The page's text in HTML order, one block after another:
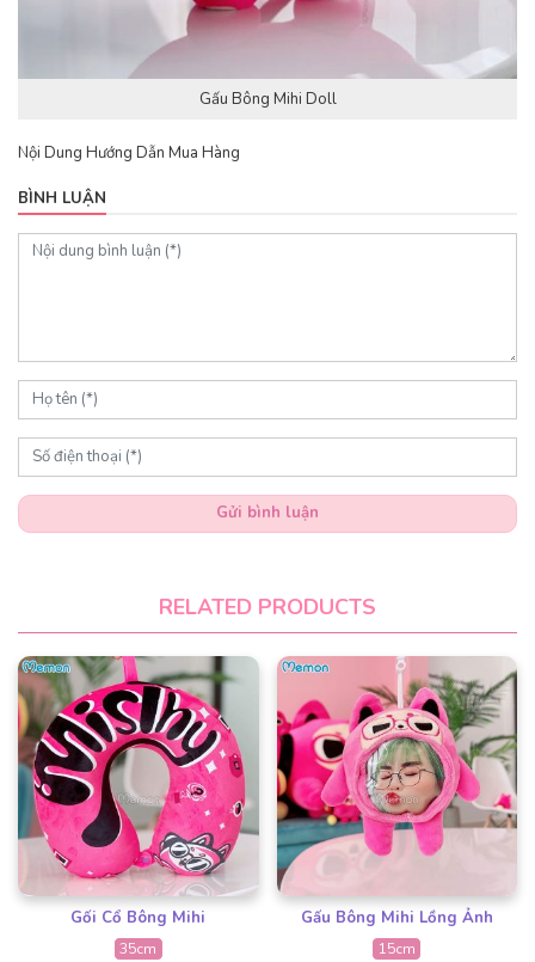
Gấu Bông Mihi Doll
Nội Dung Hướng Dẫn Mua Hàng
BÌNH LUẬN
Gửi bình luận
RELATED PRODUCTS
Gối Cổ Bông Mihi
35cm
Gấu Bông Mihi Lồng Ảnh
15cm